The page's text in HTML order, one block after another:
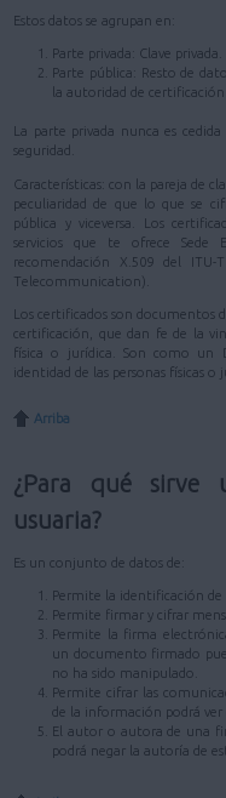
Estos datos se agrupan en:
Parte privada: Clave privada.
Parte pública: Resto de
la autoridad de
La parte privada nunca es
seguridad.
Características: con la pareja de
peculiaridad de que lo que se
pública y viceversa. Los
servicios que te ofrece
recomendación X.509 del
Telecommunication).
Los certificados son documentos
certificación, que dan fe de la
física o jurídica. Son como un
identidad de las personas físicas o
Arriba
¿Para qué sirve
usuaria?
Es un conjunto de datos de:
Permite la identificación de
Permite firmar y cifrar
Permite la firma
un documento firmado
no ha sido manipulado.
Permite cifrar las
de la información podrá
El autor o autora de una
podrá negar la autoría de